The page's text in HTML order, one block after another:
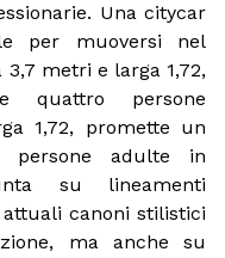
Una citycar
per muoversi nel
metri e larga 1,72,
quattro persone
1,72, promette un
persone adulte in
su lineamenti
canoni stilistici
ma anche su